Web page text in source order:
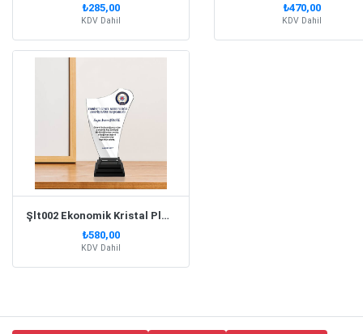
₺285,00
KDV Dahil
₺470,00
KDV Dahil
Şlt002 Ekonomik Kristal Plaket
₺580,00
KDV Dahil